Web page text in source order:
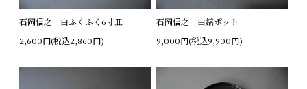
石岡信之 白ふくふく6寸皿
2,600円(税込2,860円)
石岡信之 白鎬ポット
9,000円(税込9,900円)